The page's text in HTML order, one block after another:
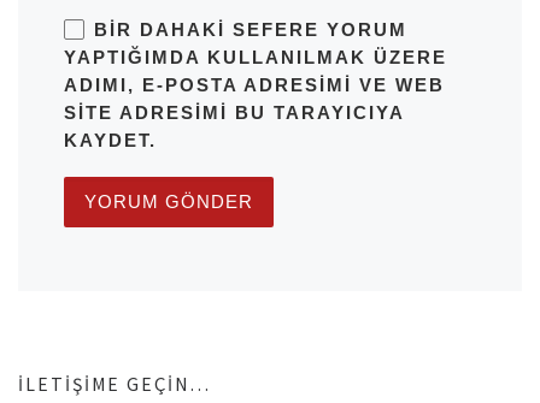
BIR DAHAKI SEFERE YORUM
YAPTIĞIMDA KULLANILMAK ÜZERE
ADIMI, E-POSTA ADRESIMI VE WEB
SITE ADRESIMI BU TARAYICIYA
KAYDET.
İLETIŞIME GEÇIN…